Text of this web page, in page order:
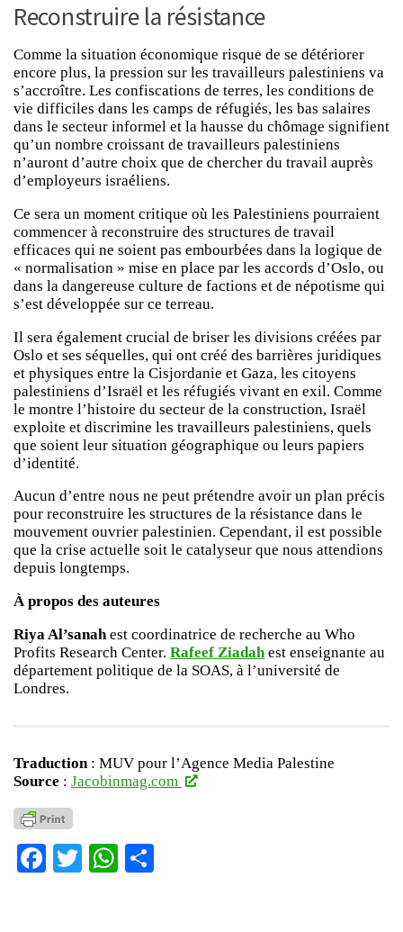
Reconstruire la résistance
Comme la situation économique risque de se détériorer
encore plus, la pression sur les travailleurs palestiniens va
s’accroître. Les confiscations de terres, les conditions de
vie difficiles dans les camps de réfugiés, les bas salaires
dans le secteur informel et la hausse du chômage signifient
qu’un nombre croissant de travailleurs palestiniens
n’auront d’autre choix que de chercher du travail auprès
d’employeurs israéliens.
Ce sera un moment critique où les Palestiniens pourraient
commencer à reconstruire des structures de travail
efficaces qui ne soient pas embourbées dans la logique de
« normalisation » mise en place par les accords d’Oslo, ou
dans la dangereuse culture de factions et de népotisme qui
s’est développée sur ce terreau.
Il sera également crucial de briser les divisions créées par
Oslo et ses séquelles, qui ont créé des barrières juridiques
et physiques entre la Cisjordanie et Gaza, les citoyens
palestiniens d’Israël et les réfugiés vivant en exil. Comme
le montre l’histoire du secteur de la construction, Israël
exploite et discrimine les travailleurs palestiniens, quels
que soient leur situation géographique ou leurs papiers
d’identité.
Aucun d’entre nous ne peut prétendre avoir un plan précis
pour reconstruire les structures de la résistance dans le
mouvement ouvrier palestinien. Cependant, il est possible
que la crise actuelle soit le catalyseur que nous attendions
depuis longtemps.
À propos des auteures
Riya Al’sanahest coordinatrice de recherche au Who
Profits Research Center. Rafeef Ziadahest enseignante au
département politique de la SOAS, à l’université de
Londres.
Traduction: MUV pour l’Agence Media Palestine
Source : Jacobinmag.com
Facebook
TwitterWhatsApp